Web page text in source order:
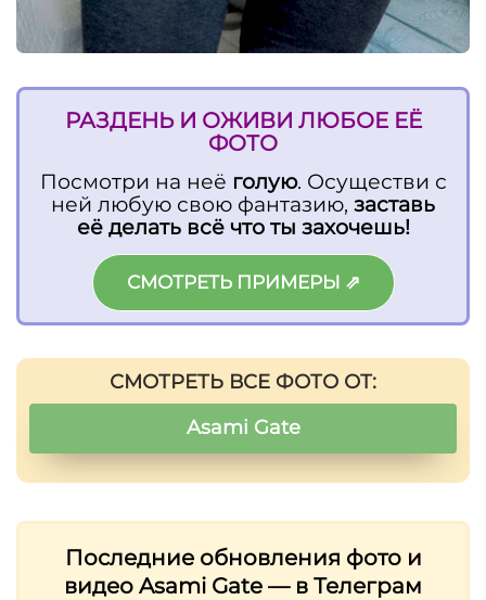
РАЗДЕНЬ И ОЖИВИ ЛЮБОЕ ЕЁ
ФОТО
Посмотри на неё голую. Осуществи с
ней любую свою фантазию, заставь
её делать всё что ты захочешь!
СМОТРЕТЬ ПРИМЕРЫ ⇗
СМОТРЕТЬ ВСЕ ФОТО ОТ:
Asami Gate
Последние обновления фото и
видео Asami Gate — в Телеграм